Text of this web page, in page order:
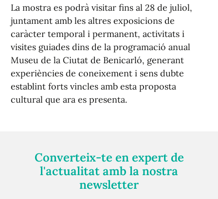
La mostra es podrà visitar fins al 28 de juliol,
juntament amb les altres exposicions de
caràcter temporal i permanent, activitats i
visites guiades dins de la programació anual
Museu de la Ciutat de Benicarló, generant
experiències de coneixement i sens dubte
establint forts vincles amb esta proposta
cultural que ara es presenta.
Converteix-te en expert de
l'actualitat amb la nostra
newsletter